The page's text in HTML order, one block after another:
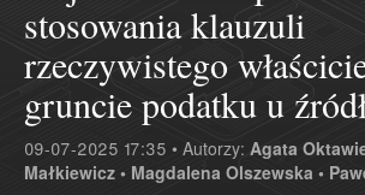
stosowania klauzuli
rzeczywistego
gruncie podatku u
09-07-2025 17:35 • Autorzy: Agata
Małkiewicz • Magdalena Olszewska •